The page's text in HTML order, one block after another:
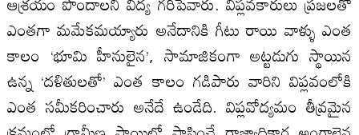
ఎంతగా మమేకమయ్యారు అనేదానికి గీటు రాయి వాళ్ళు ఎంత
కాలం ‘భూమి హీనులైన’, సామాజికంగా అట్టడుగు స్థాయిన
ఉన్న ‘దళితులతో’ ఎంత కాలం గడిపారు వారిని విప్లవంలోకి
ఎంత సమీకరించారు అనేదే ఉండేది. విప్లవోద్యమం తీవ్రమైన